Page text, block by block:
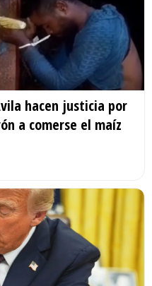
hacen justicia por
a comerse el maíz